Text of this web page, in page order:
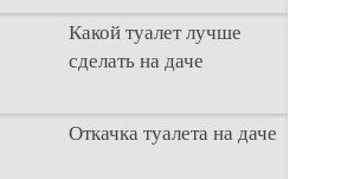
многие люди думают,
что
Какой туалет лучше
сделать на даче
Когда люди долгое
время прибывают на
Откачка туалета на даче